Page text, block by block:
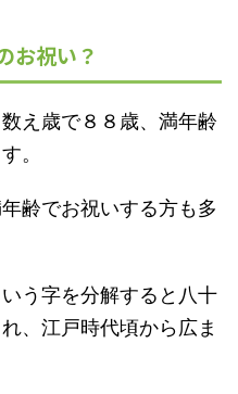
お祝い？
え歳で８８歳、満年齢
。
齢でお祝いする方も多
う字を分解すると八十
、江戸時代頃から広ま